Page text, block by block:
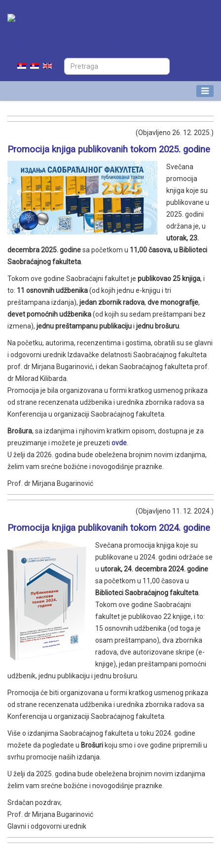
(Objavljeno 26. 12. 2025.)
Promocija knjiga publikovanih tokom 2025. godine
Svečana
promocija
knjiga koje su
publikovane u
2025. godini
održana je, u
utorak, 23.
decembra 2025. godinesa početkom u 11,00 časova, u Biblioteci
Saobraćajnog fakulteta
Tokom ove godine Saobraćajni fakultet je publikovao 25 knjiga, i
to: 11 osnovnih udžbenika(od kojih jednu e-knjigu i tri
preštampana izdanja), jedan zbornik radova, dve monografije,
devet pomoćnih udžbenika(od kojih su sedam preštampani bez
izmena), jednu preštampanu publikacijui jednu brošuru
Na početku, autorima, recenzentima i gostima, obratili su se glavni
i odgovorni urednik Izdavačke delatnosti Saobraćajnog fakulteta
prof. dr Mirjana Bugarinović, i dekan Saobraćajnog fakulteta prof.
dr Milorad Kilibarda.
Promocija je bila organizovana u formi kratkog usmenog prikaza
od strane recenzenata udžbenika i urednika zbornika radova sa
Konferencija u organizaciji Saobraćajnog fakulteta.
Brošura, sa izdanjima i njihovim kratkim opisom, dostupna je za
preuzimanje i možete je preuzeti ovde
U želji da 2026. godina bude obeležena brojnim novim izdanjima,
želim vam srećne božićne i novogodišnje praznike.
Prof. dr Mirjana Bugarinović
(Objavljeno 11. 12. 2024.)
Promocija knjiga publikovanih tokom 2024. godine
Svečana promocija knjiga koje su
publikovane u 2024. godini održaće se
u utorak, 24. decembra 2024. godine
sa početkom u 11,00 časova u
Biblioteci Saobraćajnog fakulteta
Tokom ove godine Saobraćajni
fakultet je publikovao 22 knjige, i to:
15 osnovnih udžbenika (od toga je
osam preštampano), dva zbornika
radova, dve autorizovane skripe (e-
knjige), jedan preštampani pomoćni
udžbenik, jednu publikaciju i jednu brošuru.
Promocija će biti organizovana u formi kratkog usmenog prikaza
od strane recenzenata udžbenika i urednika zbornika radova sa
Konferencija u organizaciji Saobraćajnog fakulteta.
Više o izdanjima Saobraćajnog fakulteta u toku 2024. godine
možete da pogledate u Brošuri koju smo i ove godine pripremili u
svrhu promocije naših izdanja.
U želji da 2025. godina bude obeležena brojnim novim izdanjima
želim vam srećne božićne i novogodišnje praznike.
Srdačan pozdrav,
Prof. dr Mirjana Bugarinović
Glavni i odgovorni urednik